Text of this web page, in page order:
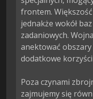
frontem.
jednakże wokół
zadaniowych.
anektować
dodatkowe
Poza czynami
zajmujemy się